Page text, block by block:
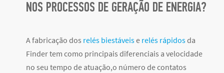
NOS PROCESSOS DE GERAÇÃO DE ENERGIA?
A fabricação dos relés biestáveise relés rápidosda
Finder tem como principais diferenciais a velocidade
no seu tempo de atuação,o número de contatos